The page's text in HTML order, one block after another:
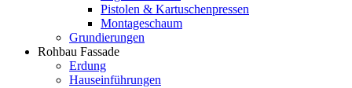
Pistolen & Kartuschenpressen
Montageschaum
Grundierungen
Rohbau Fassade
Erdung
Hauseinführungen